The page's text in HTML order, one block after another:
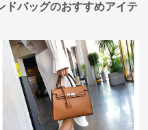
ドバッグのおすすめアイテ